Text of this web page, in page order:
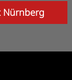
Nürnberg